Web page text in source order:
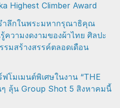
Highest Climber Award
ำลึกในพระมหากรุณาธิคุณ
ความงดงามของผ้าไทย ศิลปะ
มสร้างสรรค์ตลอดเดือน
โมเมนต์พิเศษในงาน “THE
ๆ ลุ้น Group Shot 5 สิงหาคมนี้